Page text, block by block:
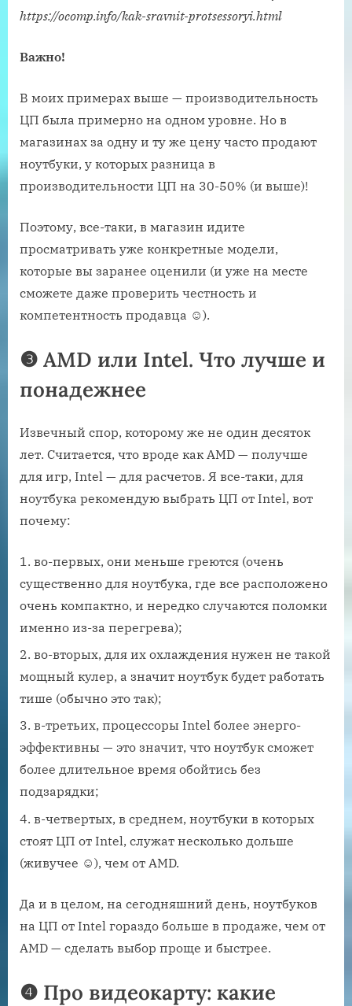
https://ocomp.info/kak-sravnit-protsessoryi.html
Важно!
В моих примерах выше — производительность
ЦП была примерно на одном уровне. Но в
магазинах за одну и ту же цену часто продают
ноутбуки, у которых разница в
производительности ЦП на 30-50% (и выше)!
Поэтому, все-таки, в магазин идите
просматривать уже конкретные модели,
которые вы заранее оценили (и уже на месте
сможете даже проверить честность и
компетентность продавца ☺).
❸ AMD или Intel. Что лучше и
понадежнее
Извечный спор, которому же не один десяток
лет. Считается, что вроде как AMD — получше
для игр, Intel — для расчетов. Я все-таки, для
ноутбука рекомендую выбрать ЦП от Intel, вот
почему:
во-первых, они меньше греются (очень
существенно для ноутбука, где все расположено
очень компактно, и нередко случаются поломки
именно из-за перегрева);
во-вторых, для их охлаждения нужен не такой
мощный кулер, а значит ноутбук будет работать
тише (обычно это так);
в-третьих, процессоры Intel более энерго-
эффективны — это значит, что ноутбук сможет
более длительное время обойтись без
подзарядки;
в-четвертых, в среднем, ноутбуки в которых
стоят ЦП от Intel, служат несколько дольше
(живучее ☺), чем от AMD.
Да и в целом, на сегодняшний день, ноутбуков
на ЦП от Intel гораздо больше в продаже, чем от
AMD — сделать выбор проще и быстрее.
❹ Про видеокарту: какие